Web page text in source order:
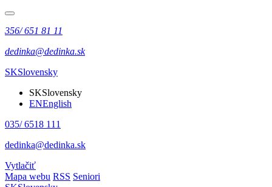
356/ 651 81 11
dedinka@dedinka.sk
SKSlovensky
SKSlovensky
ENEnglish
035/ 6518 111
dedinka@dedinka.sk
Vytlačiť
Mapa webu RSS Seniori